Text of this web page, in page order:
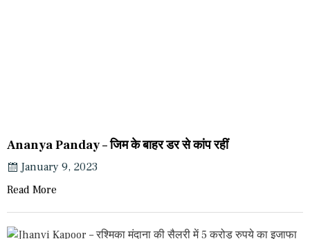
Ananya Panday – जिम के बाहर डर से कांप रहीं
January 9, 2023
Read More